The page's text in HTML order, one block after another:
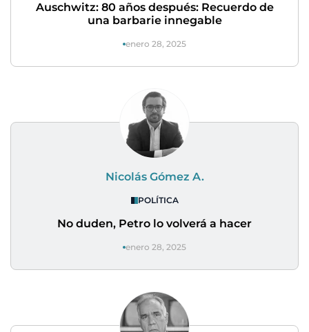
Auschwitz: 80 años después: Recuerdo de
una barbarie innegable
enero 28, 2025
Nicolás Gómez A.
POLÍTICA
No duden, Petro lo volverá a hacer
enero 28, 2025